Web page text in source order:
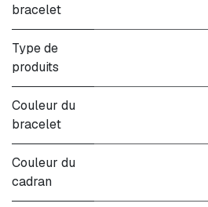
bracelet
Type de
produits
Couleur du
bracelet
Couleur du
cadran